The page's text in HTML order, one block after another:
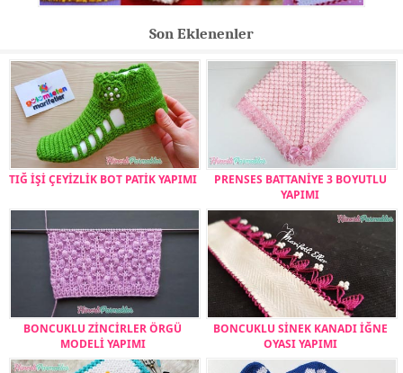
Son Eklenenler
TIĞ İŞİ ÇEYİZLİK BOT PATİK YAPIMI
PRENSES BATTANİYE 3 BOYUTLU
YAPIMI
BONCUKLU ZİNCİRLER ÖRGÜ
MODELİ YAPIMI
BONCUKLU SİNEK KANADI İĞNE
OYASI YAPIMI